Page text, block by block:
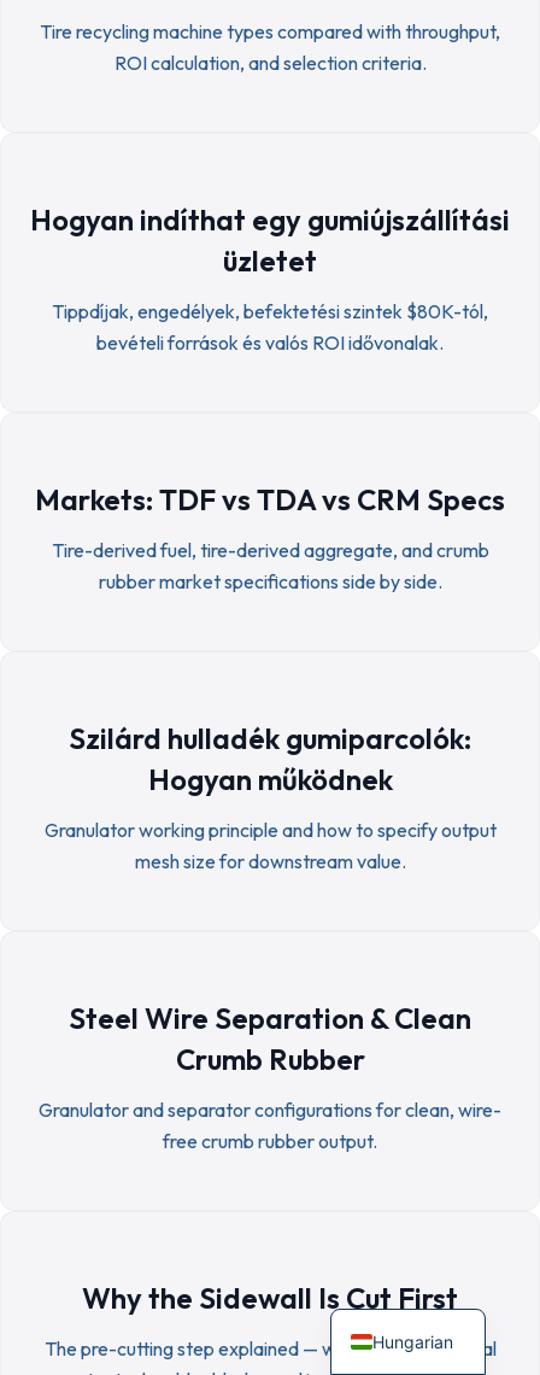
Tire recycling machine types compared with throughput,
ROI calculation, and selection criteria.
Hogyan indíthat egy gumiújszállítási
üzletet
Tippdíjak, engedélyek, befektetési szintek $80K-tól,
bevételi források és valós ROI idővonalak.
Markets: TDF vs TDA vs CRM Specs
Tire-derived fuel, tire-derived aggregate, and crumb
rubber market specifications side by side.
Szilárd hulladék gumiparcolók:
Hogyan működnek
Granulator working principle and how to specify output
mesh size for downstream value.
Steel Wire Separation & Clean
Crumb Rubber
Granulator and separator configurations for clean, wire-
free crumb rubber output.
Why the Sidewall Is Cut First
The pre-cutting step explained — why sidewall removal
Hungarian